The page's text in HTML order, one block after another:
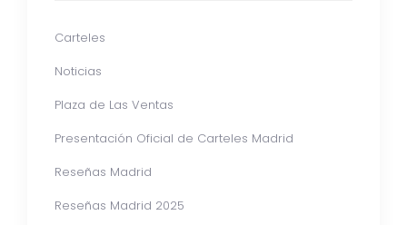
Carteles
Noticias
Plaza de Las Ventas
Presentación Oficial de Carteles Madrid
Reseñas Madrid
Reseñas Madrid 2025